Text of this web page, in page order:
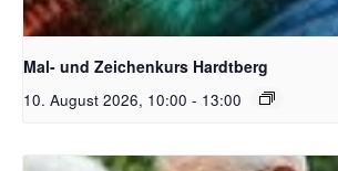
Unsplash_RhondaK Native Florida Folk Artist
Mal- und Zeichenkurs Hardtberg
10. August 2026, 10:00 - 13:00